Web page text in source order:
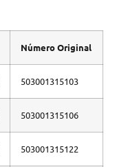
Número Original
503001315103
503001315106
503001315122